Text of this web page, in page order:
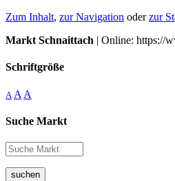
Zum Inhalt, zur Navigation oderzur
Markt Schnaittach | Online: https://
Schriftgröße
A A A
Suche Markt
suchen